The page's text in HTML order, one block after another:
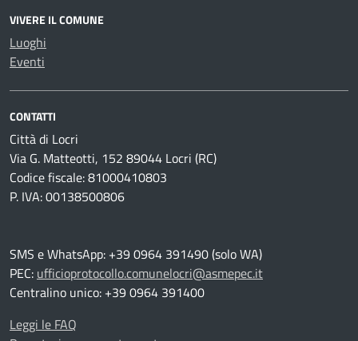
VIVERE IL COMUNE
Luoghi
Eventi
CONTATTI
Città di Locri
Via G. Matteotti, 152 89044 Locri (RC)
Codice fiscale: 81000410803
P. IVA: 00138500806
SMS e WhatsApp: +39 0964 391490 (solo WA)
PEC: ufficioprotocollo.comunelocri@asmepec.it
Centralino unico: +39 0964 391400
Leggi le FAQ